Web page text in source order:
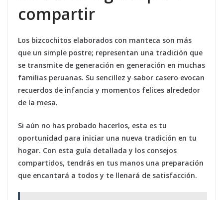
compartir
Los bizcochitos elaborados con manteca son más
que un simple postre; representan una tradición que
se transmite de generación en generación en muchas
familias peruanas. Su sencillez y sabor casero evocan
recuerdos de infancia y momentos felices alrededor
de la mesa.
Si aún no has probado hacerlos, esta es tu
oportunidad para iniciar una nueva tradición en tu
hogar. Con esta guía detallada y los consejos
compartidos, tendrás en tus manos una preparación
que encantará a todos y te llenará de satisfacción.